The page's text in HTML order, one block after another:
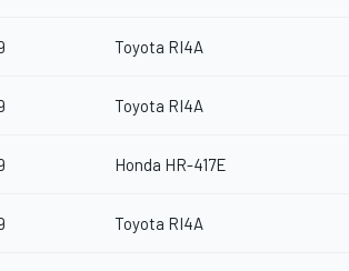
Toyota RI4A
Toyota RI4A
Honda HR-417E
Toyota RI4A